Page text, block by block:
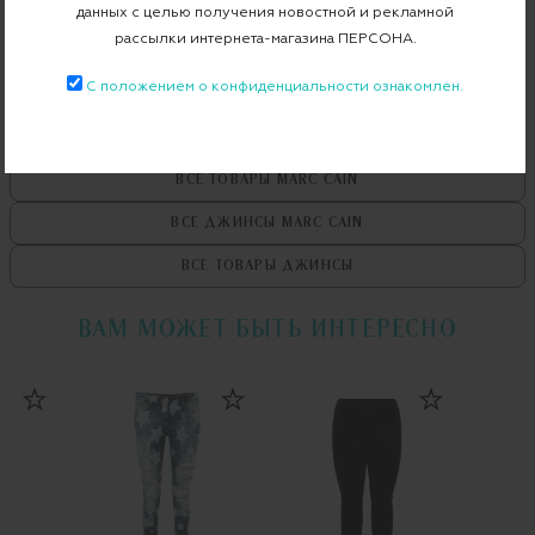
Примерка при доставке торговым представителем
ВСЕ ТОВАРЫ MARC CAIN
ВСЕ ДЖИНСЫ MARC CAIN
ВСЕ ТОВАРЫ ДЖИНСЫ
ВАМ МОЖЕТ БЫТЬ ИНТЕРЕСНО
данных с целью получения новостной и рекламной
рассылки интернета-магазина ПЕРСОНА.
С положением о конфиденциальности ознакомлен.